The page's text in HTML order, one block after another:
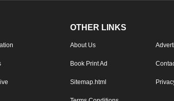
OTHER LINKS
About Us
Book Print Ad
Sitemap.html